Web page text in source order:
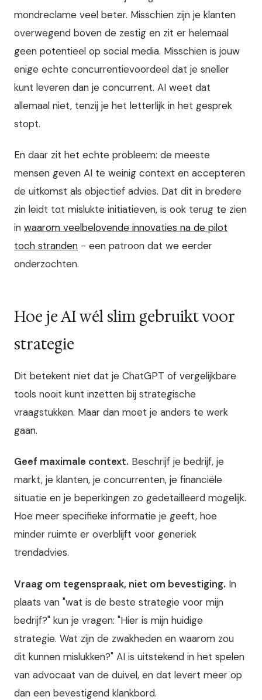
mondreclame veel beter. Misschien zijn je klanten
overwegend boven de zestig en zit er helemaal
geen potentieel op social media. Misschien is jouw
enige echte concurrentievoordeel dat je sneller
kunt leveren dan je concurrent. AI weet dat
allemaal niet, tenzij je het letterlijk in het gesprek
stopt.
En daar zit het echte probleem: de meeste
mensen geven AI te weinig context en accepteren
de uitkomst als objectief advies. Dat dit in bredere
zin leidt tot mislukte initiatieven, is ook terug te zien
in waarom veelbelovende innovaties na de pilot
toch stranden - een patroon dat we eerder
onderzochten.
Hoe je AI wél slim gebruikt voor
strategie
Dit betekent niet dat je ChatGPT of vergelijkbare
tools nooit kunt inzetten bij strategische
vraagstukken. Maar dan moet je anders te werk
gaan.
Geef maximale context. Beschrijf je bedrijf, je
markt, je klanten, je concurrenten, je financiële
situatie en je beperkingen zo gedetailleerd mogelijk.
Hoe meer specifieke informatie je geeft, hoe
minder ruimte er overblijft voor generiek
trendadvies.
Vraag om tegenspraak, niet om bevestiging. In
plaats van "wat is de beste strategie voor mijn
bedrijf?" kun je vragen: "Hier is mijn huidige
strategie. Wat zijn de zwakheden en waarom zou
dit kunnen mislukken?" AI is uitstekend in het spelen
van advocaat van de duivel, en dat levert meer op
dan een bevestigend klankbord.